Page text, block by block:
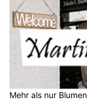
Mehr als nur